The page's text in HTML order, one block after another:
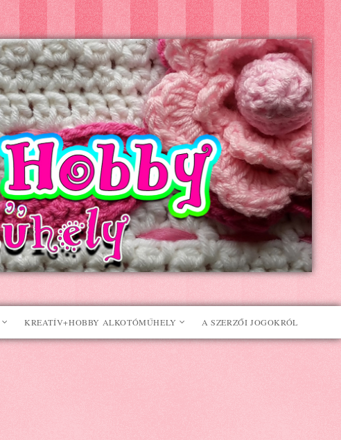
KREATÍV+HOBBY ALKOTÓMŰHELY A SZERZŐI JOGOKRÓL